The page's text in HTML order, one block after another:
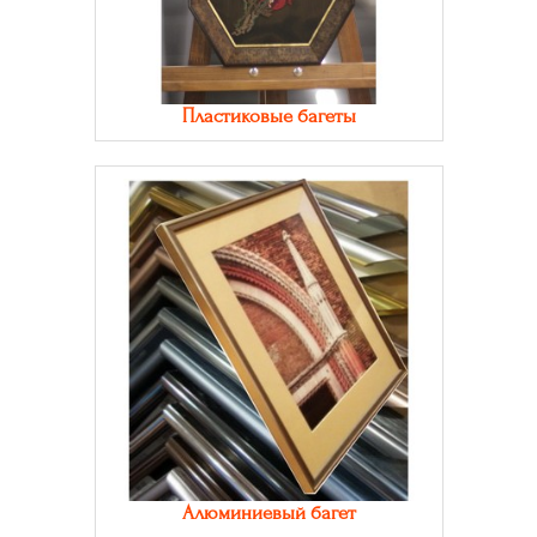
Пластиковые багеты
Алюминиевый багет